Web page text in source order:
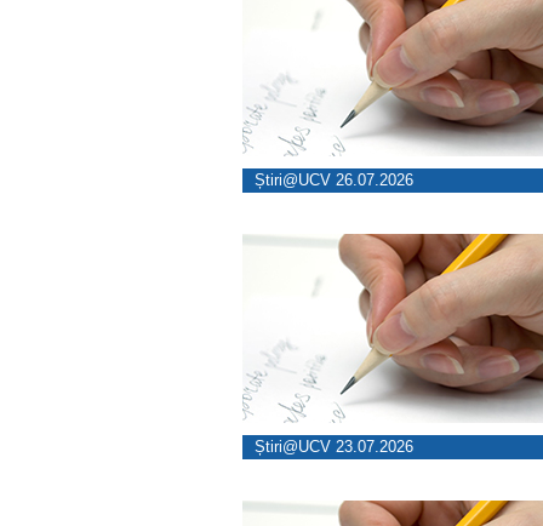
Știri@UCV 26.07.2026
Știri@UCV 23.07.2026